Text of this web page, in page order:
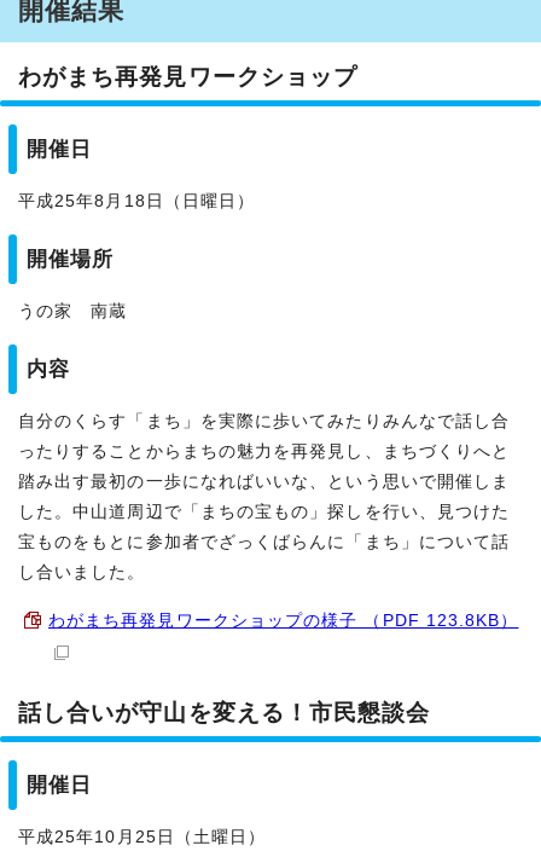
開催結果
わがまち再発見ワークショップ
開催日
平成25年8月18日（日曜日）
開催場所
うの家 南蔵
内容
自分のくらす「まち」を実際に歩いてみたりみんなで話し合
ったりすることからまちの魅力を再発見し、まちづくりへと
踏み出す最初の一歩になればいいな、という思いで開催しま
した。中山道周辺で「まちの宝もの」探しを行い、見つけた
宝ものをもとに参加者でざっくばらんに「まち」について話
し合いました。
わがまち再発見ワークショップの様子 （PDF 123.8KB）
話し合いが守山を変える！市民懇談会
開催日
平成25年10月25日（土曜日）